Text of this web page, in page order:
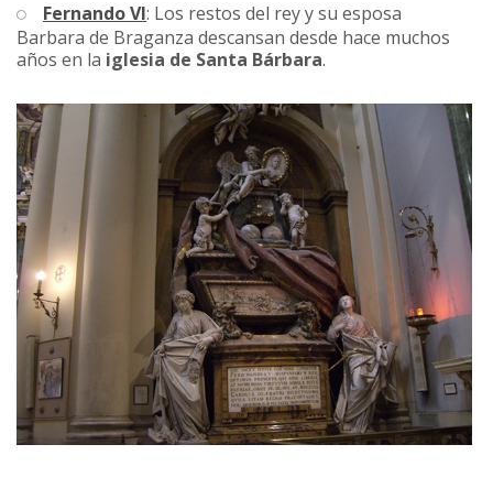
Fernando VI: Los restos del rey y su esposa
Barbara de Braganza descansan desde hace muchos
años en la iglesia de Santa Bárbara.